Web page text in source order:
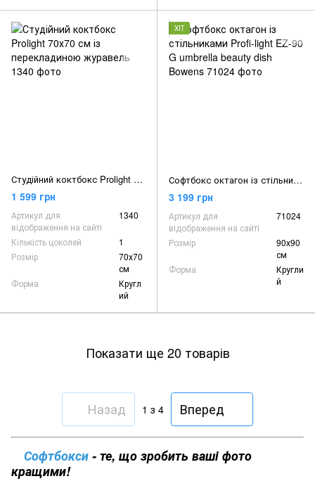
Студійний коктбокс Prolight 70х70 см із перекладиною журавель
1 599 грн
Артикул для
відображення на сайті
1340
Кількість цоколей
1
Розмір
70х70
см
Форма
Кругл
ий
ХІТ
Софтбокс октагон із стільниками Profi-light EZ-90 G umbrella beauty dish Bowens
3 199 грн
Артикул для
відображення на сайті
71024
Розмір
90х90
см
Форма
Кругли
й
Показати ще 20 товарів
Назад 1 з 4 Вперед
Софтбокси- те, що зробить ваші фото
кращими!